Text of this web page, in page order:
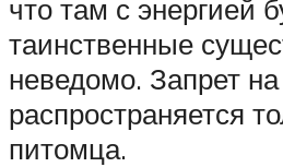
что там с энергией
таинственные
неведомо. Запрет
распространяется
питомца.